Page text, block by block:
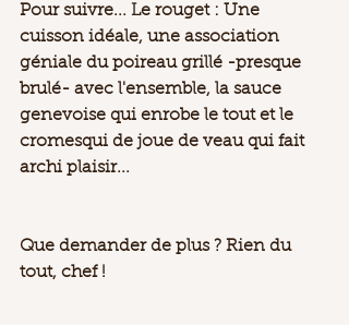
Pour suivre... Le rouget : Une
cuisson idéale, une association
géniale du poireau grillé -presque
brulé- avec l'ensemble, la sauce
genevoise qui enrobe le tout et le
cromesqui de joue de veau qui fait
archi plaisir...
Que demander de plus ? Rien du
tout, chef !